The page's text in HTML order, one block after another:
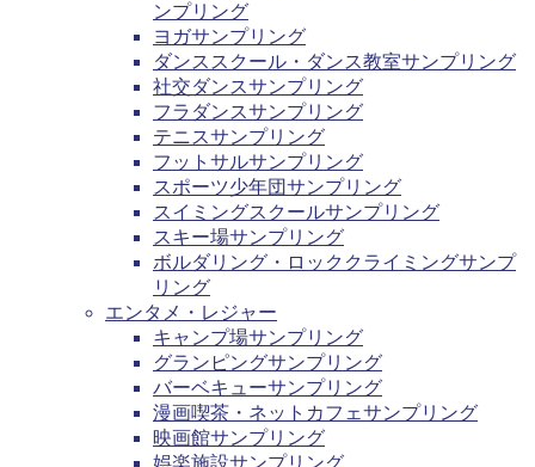
ンプリング
ヨガサンプリング
ダンススクール・ダンス教室サンプリング
社交ダンスサンプリング
フラダンスサンプリング
テニスサンプリング
フットサルサンプリング
スポーツ少年団サンプリング
スイミングスクールサンプリング
スキー場サンプリング
ボルダリング・ロッククライミングサンプ
リング
エンタメ・レジャー
キャンプ場サンプリング
グランピングサンプリング
バーベキューサンプリング
漫画喫茶・ネットカフェサンプリング
映画館サンプリング
娯楽施設サンプリング